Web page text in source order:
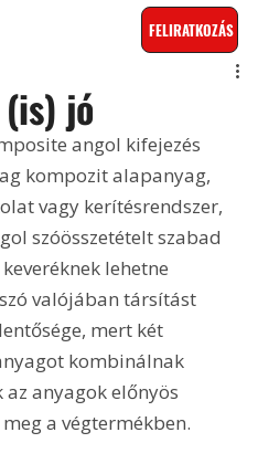
FELIRATKOZÁS
jó
angol kifejezés
kompozit alapanyag,
vagy kerítésrendszer,
szóösszetételt szabad
lehetne
valójában társítást
mert két
kombinálnak
anyagok előnyös
a végtermékben.